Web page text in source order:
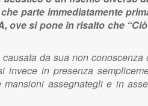
parte immediatamente
ove si pone in risalto che
da sua non conoscenza
invece in presenza
mansioni assegnategli e in